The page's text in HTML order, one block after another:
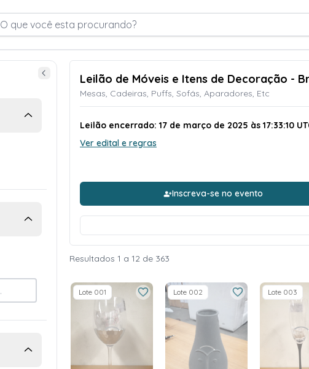
O que você esta procurando?
Leilão de Móveis e Itens de Decoração -
Mesas, Cadeiras, Puffs, Sofás, Aparadores, Etc
Leilão encerrado: 17 de março de 2025 às 17:33:10
Ver edital e regras
Inscreva-se no evento
Resultados 1 a 12 de 363
Lote 001 Lote 002 Lote 003